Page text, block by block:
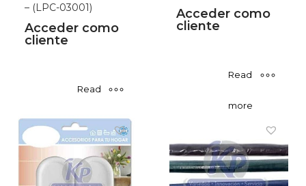
– (LPC-03001)
Acceder como
cliente
Read
more
Acceder como
cliente
Read
more